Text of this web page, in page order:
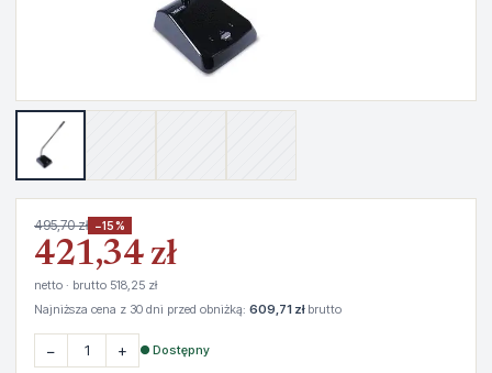
495,70 zł −15%
421,34 zł
netto · brutto 518,25 zł
Najniższa cena z 30 dni przed obniżką: 609,71 złbrutto
− + ● Dostępny